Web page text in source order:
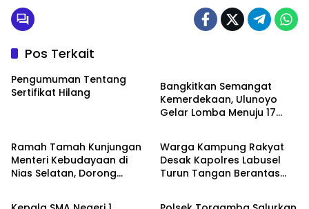
Pos Terkait
Pengumuman Tentang
Sertifikat Hilang
Bangkitkan Semangat
Kemerdekaan, Ulunoyo
Gelar Lomba Menuju 17
Ramah Tamah Kunjungan
Menteri Kebudayaan di
Nias Selatan, Dorong
News
Warga Kampung Rakyat
Desak Kapolres Labusel
Turun Tangan Berantas
News News